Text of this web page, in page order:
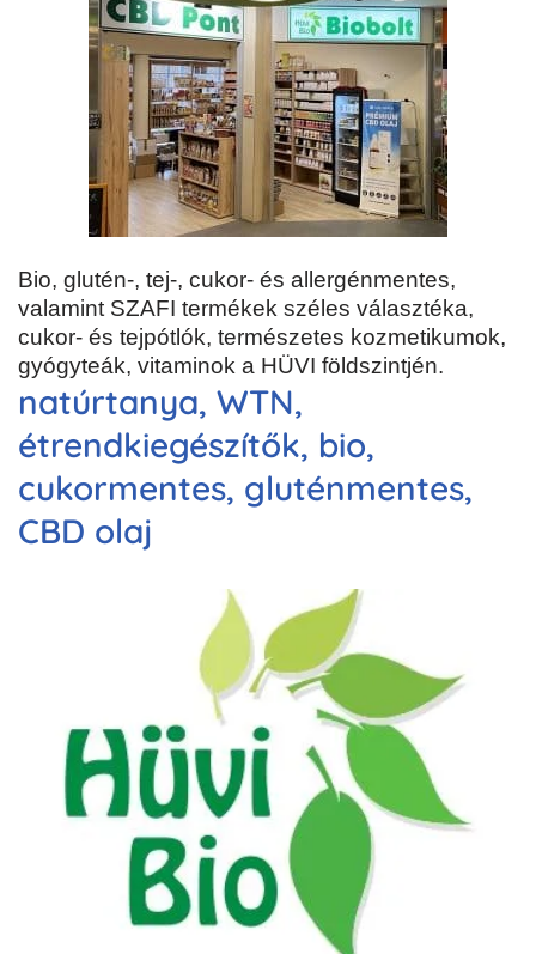
Bio, glutén-, tej-, cukor- és allergénmentes,
valamint SZAFI termékek széles választéka,
cukor- és tejpótlók, természetes kozmetikumok,
gyógyteák, vitaminok a HÜVI földszintjén.
natúrtanya, WTN,
étrendkiegészítők, bio,
cukormentes, gluténmentes,
CBD olaj